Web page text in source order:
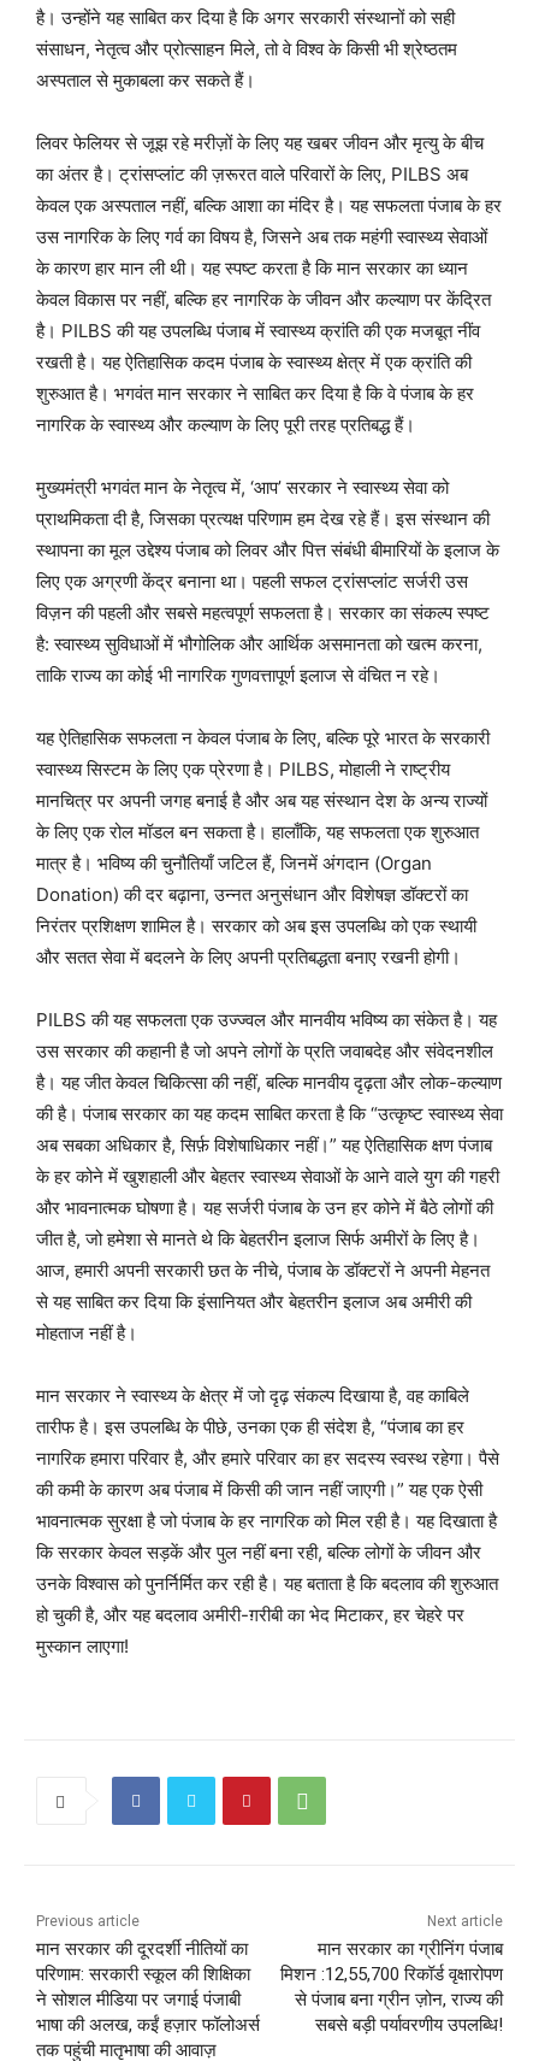
है। उन्होंने यह साबित कर दिया है कि अगर सरकारी संस्थानों को सही
संसाधन, नेतृत्व और प्रोत्साहन मिले, तो वे विश्व के किसी भी श्रेष्ठतम
अस्पताल से मुकाबला कर सकते हैं।
लिवर फेलियर से जूझ रहे मरीज़ों के लिए यह खबर जीवन और मृत्यु के बीच
का अंतर है। ट्रांसप्लांट की ज़रूरत वाले परिवारों के लिए, PILBS अब
केवल एक अस्पताल नहीं, बल्कि आशा का मंदिर है। यह सफलता पंजाब के हर
उस नागरिक के लिए गर्व का विषय है, जिसने अब तक महंगी स्वास्थ्य सेवाओं
के कारण हार मान ली थी। यह स्पष्ट करता है कि मान सरकार का ध्यान
केवल विकास पर नहीं, बल्कि हर नागरिक के जीवन और कल्याण पर केंद्रित
है। PILBS की यह उपलब्धि पंजाब में स्वास्थ्य क्रांति की एक मजबूत नींव
रखती है। यह ऐतिहासिक कदम पंजाब के स्वास्थ्य क्षेत्र में एक क्रांति की
शुरुआत है। भगवंत मान सरकार ने साबित कर दिया है कि वे पंजाब के हर
नागरिक के स्वास्थ्य और कल्याण के लिए पूरी तरह प्रतिबद्ध हैं।
मुख्यमंत्री भगवंत मान के नेतृत्व में, ‘आप’ सरकार ने स्वास्थ्य सेवा को
प्राथमिकता दी है, जिसका प्रत्यक्ष परिणाम हम देख रहे हैं। इस संस्थान की
स्थापना का मूल उद्देश्य पंजाब को लिवर और पित्त संबंधी बीमारियों के इलाज के
लिए एक अग्रणी केंद्र बनाना था। पहली सफल ट्रांसप्लांट सर्जरी उस
विज़न की पहली और सबसे महत्वपूर्ण सफलता है। सरकार का संकल्प स्पष्ट
है: स्वास्थ्य सुविधाओं में भौगोलिक और आर्थिक असमानता को खत्म करना,
ताकि राज्य का कोई भी नागरिक गुणवत्तापूर्ण इलाज से वंचित न रहे।
यह ऐतिहासिक सफलता न केवल पंजाब के लिए, बल्कि पूरे भारत के सरकारी
स्वास्थ्य सिस्टम के लिए एक प्रेरणा है। PILBS, मोहाली ने राष्ट्रीय
मानचित्र पर अपनी जगह बनाई है और अब यह संस्थान देश के अन्य राज्यों
के लिए एक रोल मॉडल बन सकता है। हालाँकि, यह सफलता एक शुरुआत
मात्र है। भविष्य की चुनौतियाँ जटिल हैं, जिनमें अंगदान (Organ
Donation) की दर बढ़ाना, उन्नत अनुसंधान और विशेषज्ञ डॉक्टरों का
निरंतर प्रशिक्षण शामिल है। सरकार को अब इस उपलब्धि को एक स्थायी
और सतत सेवा में बदलने के लिए अपनी प्रतिबद्धता बनाए रखनी होगी।
PILBS की यह सफलता एक उज्ज्वल और मानवीय भविष्य का संकेत है। यह
उस सरकार की कहानी है जो अपने लोगों के प्रति जवाबदेह और संवेदनशील
है। यह जीत केवल चिकित्सा की नहीं, बल्कि मानवीय दृढ़ता और लोक-कल्याण
की है। पंजाब सरकार का यह कदम साबित करता है कि “उत्कृष्ट स्वास्थ्य सेवा
अब सबका अधिकार है, सिर्फ़ विशेषाधिकार नहीं।” यह ऐतिहासिक क्षण पंजाब
के हर कोने में खुशहाली और बेहतर स्वास्थ्य सेवाओं के आने वाले युग की गहरी
और भावनात्मक घोषणा है। यह सर्जरी पंजाब के उन हर कोने में बैठे लोगों की
जीत है, जो हमेशा से मानते थे कि बेहतरीन इलाज सिर्फ अमीरों के लिए है।
आज, हमारी अपनी सरकारी छत के नीचे, पंजाब के डॉक्टरों ने अपनी मेहनत
से यह साबित कर दिया कि इंसानियत और बेहतरीन इलाज अब अमीरी की
मोहताज नहीं है।
मान सरकार ने स्वास्थ्य के क्षेत्र में जो दृढ़ संकल्प दिखाया है, वह काबिले
तारीफ है। इस उपलब्धि के पीछे, उनका एक ही संदेश है, “पंजाब का हर
नागरिक हमारा परिवार है, और हमारे परिवार का हर सदस्य स्वस्थ रहेगा। पैसे
की कमी के कारण अब पंजाब में किसी की जान नहीं जाएगी।” यह एक ऐसी
भावनात्मक सुरक्षा है जो पंजाब के हर नागरिक को मिल रही है। यह दिखाता है
कि सरकार केवल सड़कें और पुल नहीं बना रही, बल्कि लोगों के जीवन और
उनके विश्वास को पुनर्निर्मित कर रही है। यह बताता है कि बदलाव की शुरुआत
हो चुकी है, और यह बदलाव अमीरी-ग़रीबी का भेद मिटाकर, हर चेहरे पर
मुस्कान लाएगा!
Previous article
मान सरकार की दूरदर्शी नीतियों का
परिणाम: सरकारी स्कूल की शिक्षिका
ने सोशल मीडिया पर जगाई पंजाबी
भाषा की अलख, कईं हज़ार फॉलोअर्स
तक पहुंची मातृभाषा की आवाज़
Next article
मान सरकार का ग्रीनिंग पंजाब
मिशन :12,55,700 रिकॉर्ड वृक्षारोपण
से पंजाब बना ग्रीन ज़ोन, राज्य की
सबसे बड़ी पर्यावरणीय उपलब्धि!